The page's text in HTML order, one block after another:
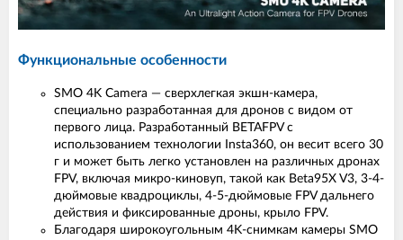
Функциональные особенности
SMO 4K Camera — сверхлегкая экшн-камера,
специально разработанная для дронов с видом от
первого лица. Разработанный BETAFPV с
использованием технологии Insta360, он весит всего 30
г и может быть легко установлен на различных дронах
FPV, включая микро-киновуп, такой как Beta95X V3, 3-4-
дюймовые квадроциклы, 4-5-дюймовые FPV дальнего
действия и фиксированные дроны, крыло FPV.
Благодаря широкоугольным 4K-снимкам камеры SMO